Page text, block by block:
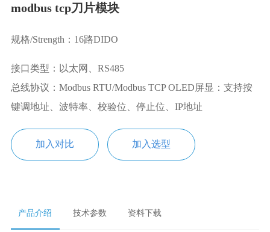
modbus tcp刀片模块
规格/Strength：16路DIDO
接口类型：以太网、RS485
总线协议：Modbus RTU/Modbus TCP OLED屏显：支持按
键调地址、波特率、校验位、停止位、IP地址
加入对比 加入选型
产品介绍 技术参数 资料下载